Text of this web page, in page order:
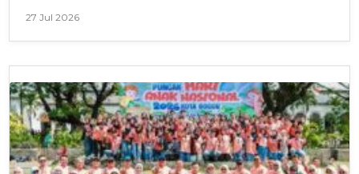
27 Jul 2026